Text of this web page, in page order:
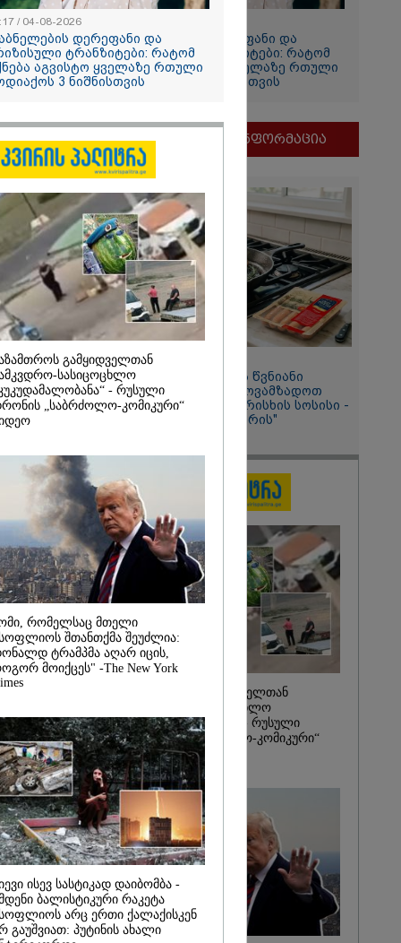
თინა
წითლიძე
საბჭოს
ირაკლი
გახდა
1-ელი
დაიწყება
როგორც
ონლაინ
- გივი
დაბნელების დერეფანი და
კრიზისული ტრანზიტები: რატომ
იქნება აგვისტო ყველაზე რთული
ზოდიაქოს 3 ნიშნისთვის
მნიშვნელოვანი ინფორმაცია
11:58 / 03-08-2026
ოქროსფერი კანი და წვნიანი
შიგთავსი: როგორ მოვამზადოთ
სწორად პრემიუმ ხარისხის სოსისი -
რჩევები "შეფმაისტერის"
საზამთროს გამყიდველთან
სამკვდრო-სასიცოცხლო
„კუკუდამალობანა“ - რუსული
დრონის „საბრძოლო-კომიკური“
ვიდეო
/ 04-08-2026
დერეფანი და
ტრანზიტები: რატომ
აგვისტო ყველაზე რთული
3 ნიშნისთვის
გამყიდველთან
სასიცოცხლო
- რუსული
„საბრძოლო-კომიკური“
რომელსაც მთელი
შთანთქმა შეუძლია:
ტრამპმა აღარ იცის,
მოიქცეს" -The New York
ისევ სასტიკად დაიბომბა -
ბალისტიკური რაკეტა
არც ერთი ქალაქისკენ
გაუშვიათ: პუტინის ახალი